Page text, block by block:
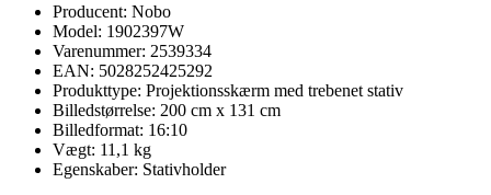
Producent: Nobo
Model: 1902397W
Varenummer: 2539334
EAN: 5028252425292
Produkttype: Projektionsskærm med trebenet stativ
Billedstørrelse: 200 cm x 131 cm
Billedformat: 16:10
Vægt: 11,1 kg
Egenskaber: Stativholder